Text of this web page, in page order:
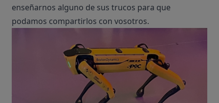
enseñarnos alguno de sus trucos para que
podamos compartirlos con vosotros.